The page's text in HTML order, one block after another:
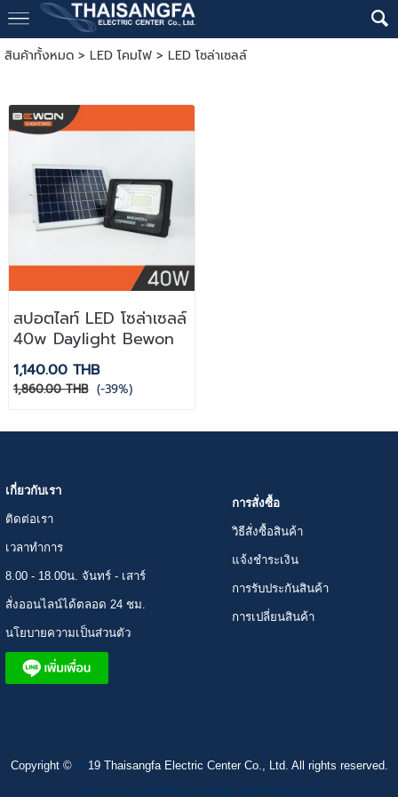
สินค้าทั้งหมด> LED โคมไฟ> LED โซล่าเซลล์
สปอตไลท์ LED โซล่าเซลล์
40w Daylight Bewon
1,140.00 THB
1,860.00 THB (-39%)
เกี่ยวกับเรา
ติดต่อเรา
เวลาทำการ
8.00 - 18.00น. จันทร์ - เสาร์
สั่งออนไลน์ได้ตลอด 24 ชม.
นโยบายความเป็นส่วนตัว
การสั่งซื้อ
วิธีสั่งซื้อสินค้า
แจ้งชำระเงิน
การรับประกันสินค้า
การเปลี่ยนสินค้า
Copyright ©
19 Thaisangfa Electric Center Co., Ltd. All rights reserved.